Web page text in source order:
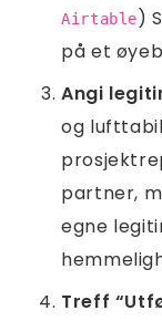
Airtable)
på et
Angi
og
partner,
egne
Treff